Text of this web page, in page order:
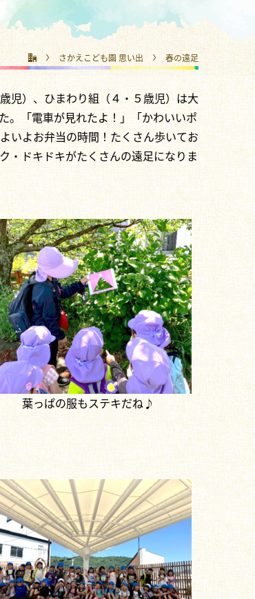
さかえこども園 思い出 春の遠足
児）、ひまわり組（４・５歳児）は大
。「電車が見れたよ！」「かわいいポ
いよお弁当の時間！たくさん歩いてお
・ドキドキがたくさんの遠足になりま
葉っぱの服もステキだね♪